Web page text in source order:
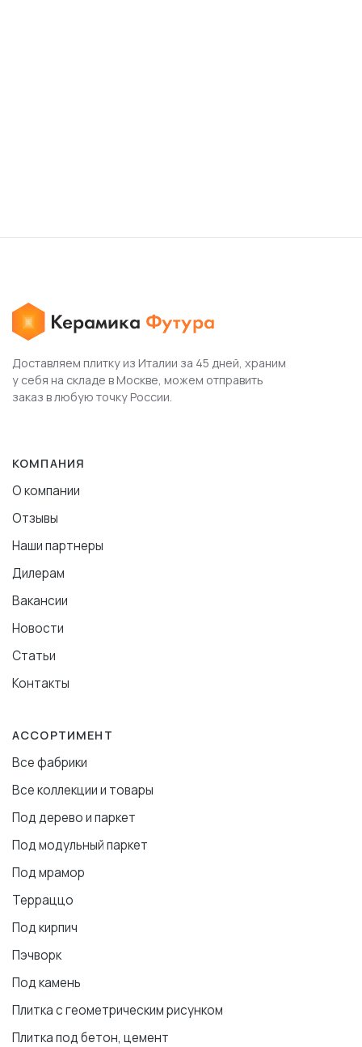
Доставляем плитку из Италии за 45 дней, храним
у себя на складе в Москве, можем отправить
заказ в любую точку России.
КОМПАНИЯ
О компании
Отзывы
Наши партнеры
Дилерам
Вакансии
Новости
Статьи
Контакты
АССОРТИМЕНТ
Все фабрики
Все коллекции и товары
Под дерево и паркет
Под модульный паркет
Под мрамор
Терраццо
Под кирпич
Пэчворк
Под камень
Плитка с геометрическим рисунком
Плитка под бетон, цемент